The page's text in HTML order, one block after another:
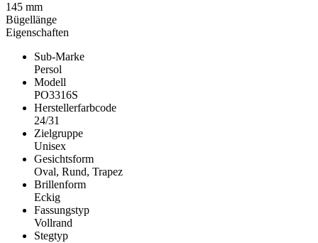
Eigenschaften
Sub-Marke
Persol
Modell
PO3316S
Herstellerfarbcode
24/31
Zielgruppe
Unisex
Gesichtsform
Oval, Rund, Trapez
Brillenform
Eckig
Fassungstyp
Vollrand
Stegtyp
145 mm
Bügellänge